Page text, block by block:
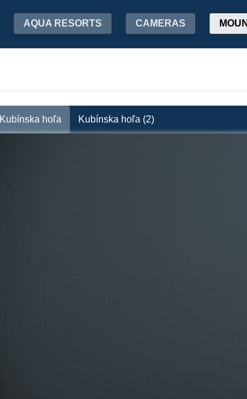
AQUA RESORTS CAMERAS
Kubínska hoľa Kubínska hoľa (2)